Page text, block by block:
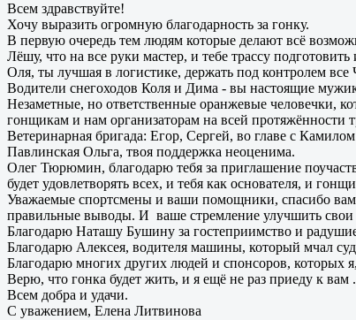
Всем здравствуйте!
Хочу выразить огромную благодарность за гонку.
В первую очередь тем людям которые делают всё
Лёшу, что на все руки мастер, и тебе трассу
Оля, ты лучшая в логистике, держать под контролем
Водители снегоходов Коля и Дима - вы настоящие
Незаметные, но ответственные оранжевые человечки,
гонщикам и нам организаторам на всей протяжённости
Ветеринарная бригада: Егор, Сергей, во главе с
Павлинская Ольга, твоя поддержка неоценима.
Олег Тюрюмин, благодарю тебя за приглашение
будет удовлетворять всех, и тебя как основателя, и
Уважаемые спортсмены и ваши помощники, спасибо вам
правильные выводы. И ваше стремление улучшить свои
Благодарю Наташу Бушину за гостеприимство и
Благодарю Алексея, водителя машины, который мчал
Благодарю многих других людей и спонсоров, которых
Верю, что гонка будет жить, и я ещё не раз приеду к вам .
Всем добра и удачи.
С уважением, Елена